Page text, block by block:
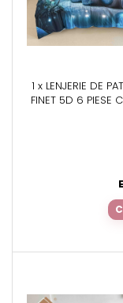
1 x LENJERIE DE
FINET 5D 6 PIESE